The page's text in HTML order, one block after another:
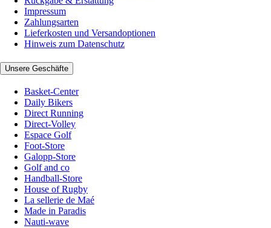
Impressum
Zahlungsarten
Lieferkosten und Versandoptionen
Hinweis zum Datenschutz
Unsere Geschäfte
Basket-Center
Daily Bikers
Direct Running
Direct-Volley
Espace Golf
Foot-Store
Galopp-Store
Golf and co
Handball-Store
House of Rugby
La sellerie de Maé
Made in Paradis
Nauti-wave